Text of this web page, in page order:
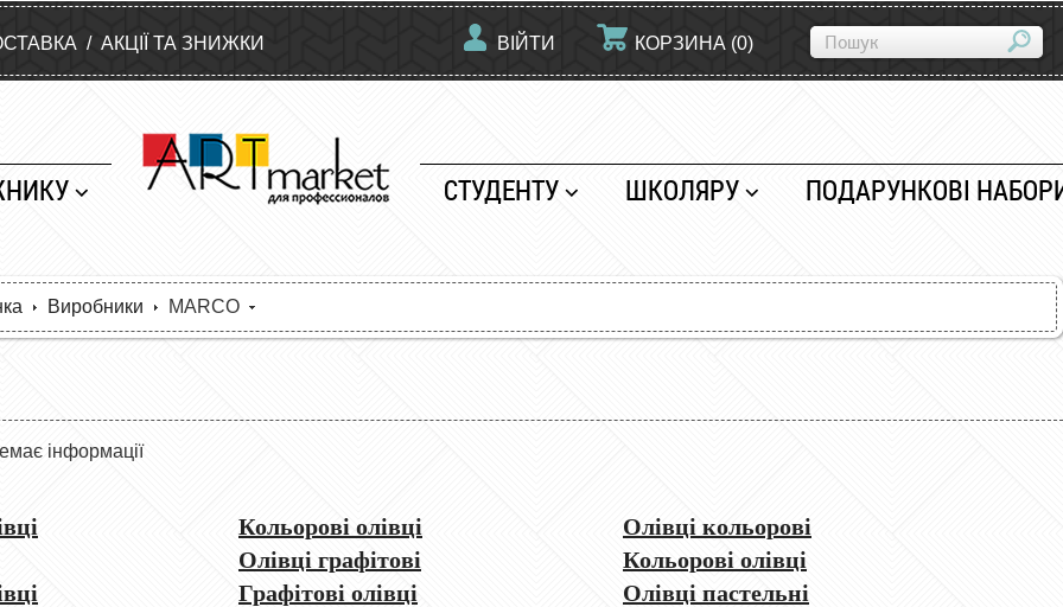
/ АКЦІЇ ТА ЗНИЖКИ ВІЙТИ КОРЗИНА (0)
СТУДЕНТУ ШКОЛЯРУ ПОДАРУНКОВІ
Виробники MARCO
інформації
Кольорові олівці
Олівці кольорові
Олівці графітові
Кольорові олівці
Графітові олівці
Олівці пастельні